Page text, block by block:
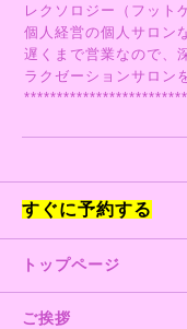
レクソロジー（フット
個人経営の個人サロン
遅くまで営業なので、
ラクゼーションサロン
すぐに予約する
トップページ
ご挨拶